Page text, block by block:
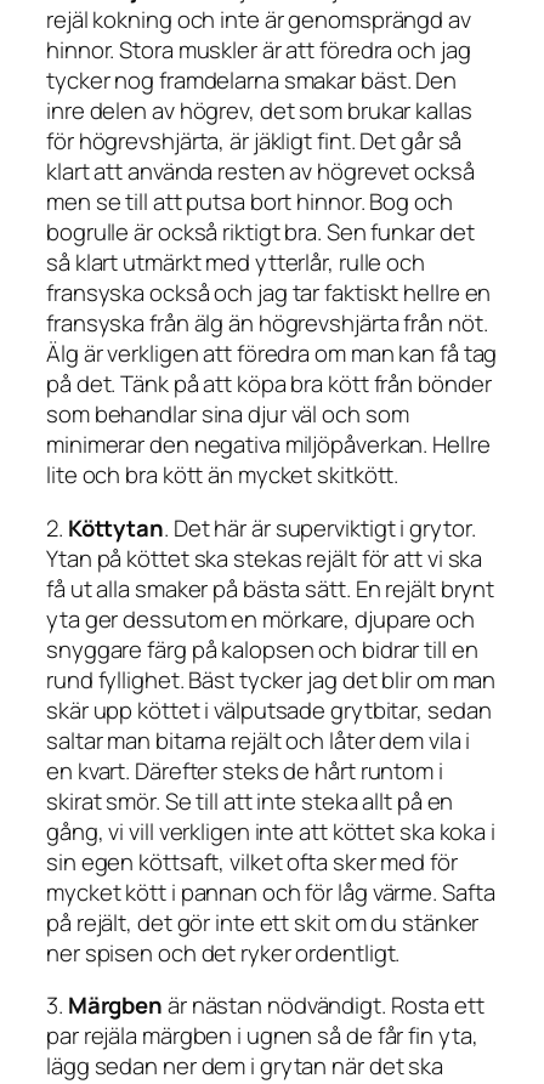
rejäl kokning och inte är genomsprängd av
hinnor. Stora muskler är att föredra och jag
tycker nog framdelarna smakar bäst. Den
inre delen av högrev, det som brukar kallas
för högrevshjärta, är jäkligt fint. Det går så
klart att använda resten av högrevet också
men se till att putsa bort hinnor. Bog och
bogrulle är också riktigt bra. Sen funkar det
så klart utmärkt med ytterlår, rulle och
fransyska också och jag tar faktiskt hellre en
fransyska från älg än högrevshjärta från nöt.
Älg är verkligen att föredra om man kan få tag
på det. Tänk på att köpa bra kött från bönder
som behandlar sina djur väl och som
minimerar den negativa miljöpåverkan. Hellre
lite och bra kött än mycket skitkött.
2. Köttytan. Det här är superviktigt i grytor.
Ytan på köttet ska stekas rejält för att vi ska
få ut alla smaker på bästa sätt. En rejält brynt
yta ger dessutom en mörkare, djupare och
snyggare färg på kalopsen och bidrar till en
rund fyllighet. Bäst tycker jag det blir om man
skär upp köttet i välputsade grytbitar, sedan
saltar man bitarna rejält och låter dem vila i
en kvart. Därefter steks de hårt runtom i
skirat smör. Se till att inte steka allt på en
gång, vi vill verkligen inte att köttet ska koka i
sin egen köttsaft, vilket ofta sker med för
mycket kött i pannan och för låg värme. Safta
på rejält, det gör inte ett skit om du stänker
ner spisen och det ryker ordentligt.
3. Märgbenär nästan nödvändigt. Rosta ett
par rejäla märgben i ugnen så de får fin yta,
lägg sedan ner dem i grytan när det ska